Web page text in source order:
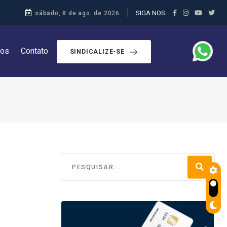
sábado, 8 de ago. de 2026 SIGA NOS:
Contato SINDICALIZE-SE